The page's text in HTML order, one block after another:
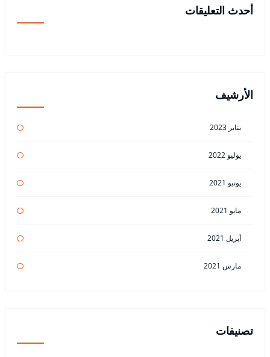
أحدث التعليقات
الأرشيف
يناير 2023
يوليو 2022
يونيو 2021
مايو 2021
أبريل 2021
مارس 2021
تصنيفات